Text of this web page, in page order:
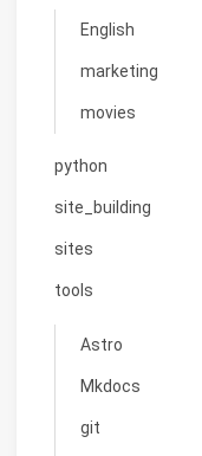
English
marketing
movies
python
site_building
sites
tools
Astro
Mkdocs
git